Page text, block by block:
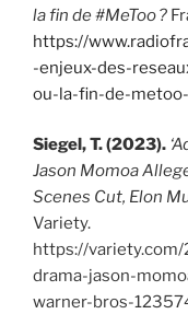
la fin de #MeToo ?
https://
-enjeux-des-
ou-la-fin-de-
Siegel, T. (2023).
Jason Momoa
Scenes Cut, Elon
Variety.
https://
drama-jason-
warner-bros-